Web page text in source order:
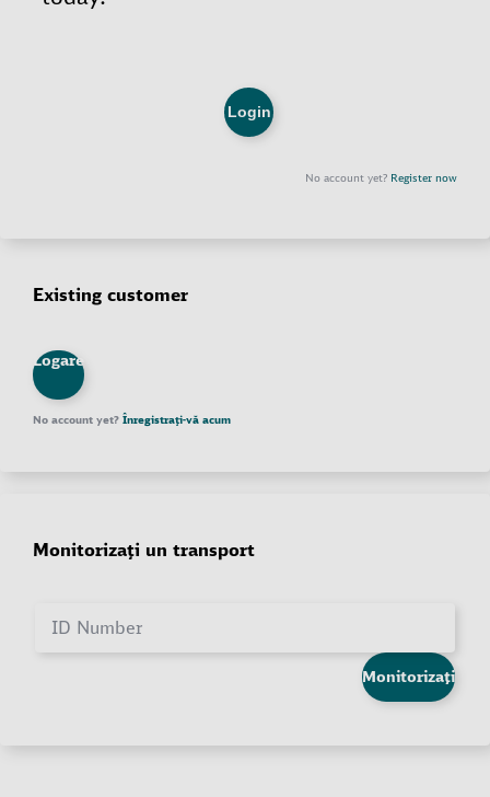
Existing customer
Logare
No account yet? Înregistrați-vă acum
Monitorizați un transport
ID Number
Monitorizați